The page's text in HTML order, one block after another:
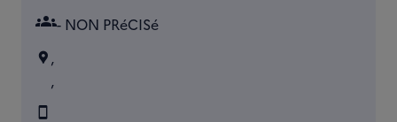
groups- NON PRéCISé
,
,